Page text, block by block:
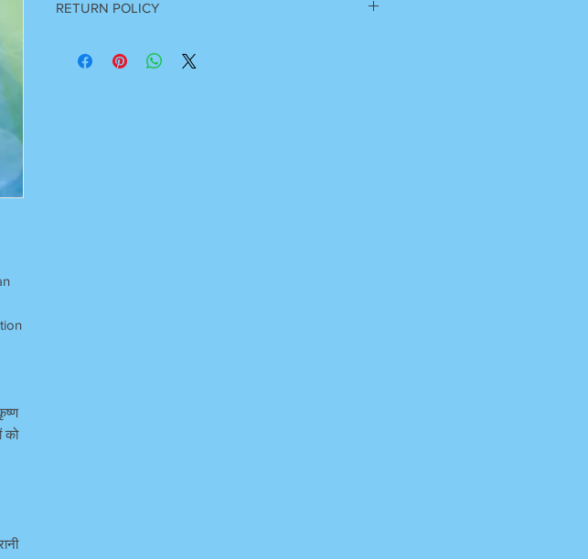
को
RETURN POLICY
For any clarification please call or whatsapp